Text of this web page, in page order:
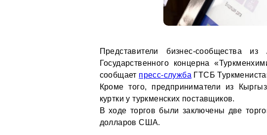
Представители бизнес-сообщества
Государственного концерна
сообщает пресс-служба ГТСБ
Кроме того, предприниматели из
куртки у туркменских поставщиков.
В ходе торгов были заключены две
долларов США.